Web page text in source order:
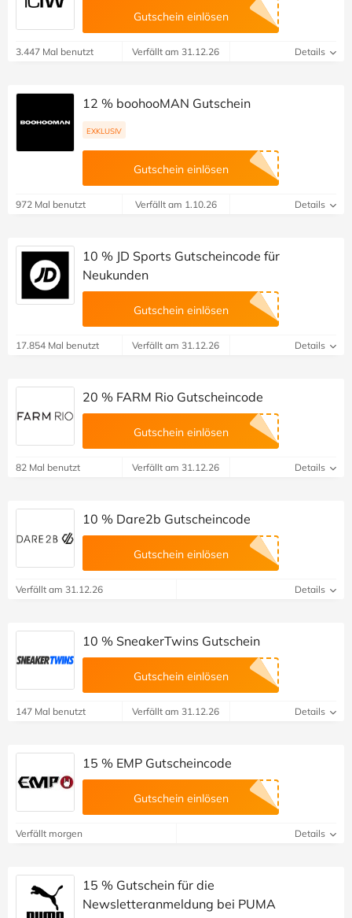
Gutschein einlösen
3.447 Mal benutzt Verfällt am 31.12.26 Details
12 % boohooMAN Gutschein
EXKLUSIV
Gutschein einlösen
972 Mal benutzt Verfällt am 1.10.26 Details
10 % JD Sports Gutscheincode für
Neukunden
Gutschein einlösen
17.854 Mal benutzt Verfällt am 31.12.26 Details
20 % FARM Rio Gutscheincode
Gutschein einlösen
82 Mal benutzt Verfällt am 31.12.26 Details
10 % Dare2b Gutscheincode
Gutschein einlösen
Verfällt am 31.12.26 Details
10 % SneakerTwins Gutschein
Gutschein einlösen
147 Mal benutzt Verfällt am 31.12.26 Details
15 % EMP Gutscheincode
Gutschein einlösen
Verfällt morgen Details
15 % Gutschein für die
Newsletteranmeldung bei PUMA